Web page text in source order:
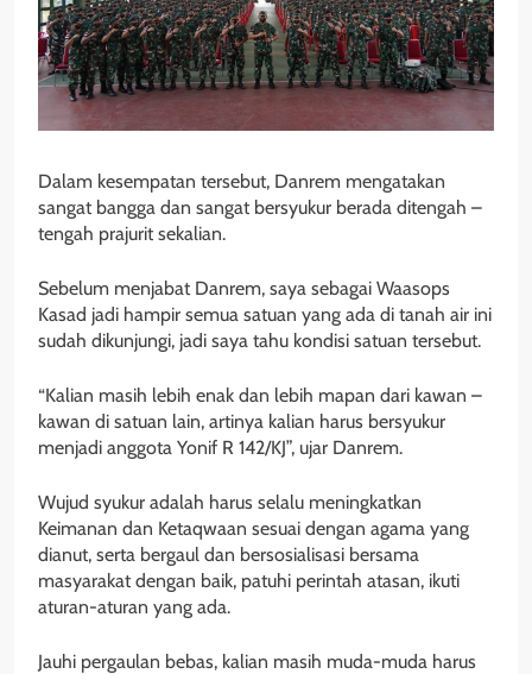
Dalam kesempatan tersebut, Danrem mengatakan
sangat bangga dan sangat bersyukur berada ditengah –
tengah prajurit sekalian.
Sebelum menjabat Danrem, saya sebagai Waasops
Kasad jadi hampir semua satuan yang ada di tanah air ini
sudah dikunjungi, jadi saya tahu kondisi satuan tersebut.
“Kalian masih lebih enak dan lebih mapan dari kawan –
kawan di satuan lain, artinya kalian harus bersyukur
menjadi anggota Yonif R 142/KJ”, ujar Danrem.
Wujud syukur adalah harus selalu meningkatkan
Keimanan dan Ketaqwaan sesuai dengan agama yang
dianut, serta bergaul dan bersosialisasi bersama
masyarakat dengan baik, patuhi perintah atasan, ikuti
aturan-aturan yang ada.
Jauhi pergaulan bebas, kalian masih muda-muda harus